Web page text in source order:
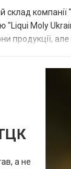
склад
Moly
продукції,
а не